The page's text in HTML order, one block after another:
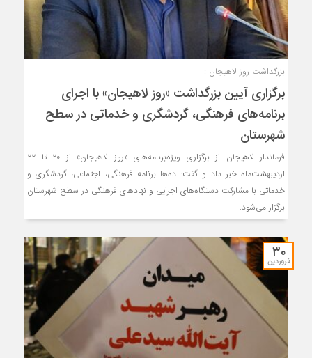
بزرگداشت روز لاهیجان :
برگزاری آیین بزرگداشت «روز لاهیجان» با اجرای
برنامه‌های فرهنگی، گردشگری و خدماتی در سطح
شهرستان
فرماندار لاهیجان از برگزاری ویژه‌برنامه‌های «روز لاهیجان» از ۲۰ تا ۲۲
اردیبهشت‌ماه خبر داد و گفت: ده‌ها برنامه فرهنگی، اجتماعی، گردشگری و
خدماتی با مشارکت دستگاه‌های اجرایی و نهادهای فرهنگی در سطح شهرستان
برگزار می‌شود.
۳۰
فروردین